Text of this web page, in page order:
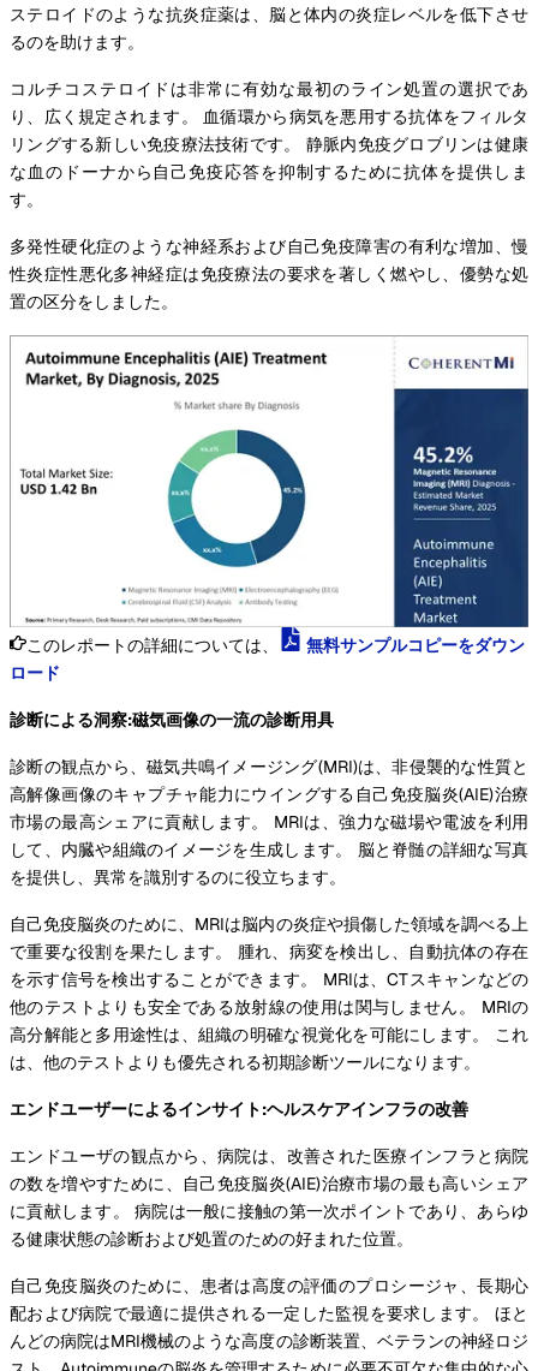
ステロイドのような抗炎症薬は、脳と体内の炎症レベルを低下させ
るのを助けます。
コルチコステロイドは非常に有効な最初のライン処置の選択であ
り、広く規定されます。 血循環から病気を悪用する抗体をフィルタ
リングする新しい免疫療法技術です。 静脈内免疫グロブリンは健康
な血のドーナから自己免疫応答を抑制するために抗体を提供しま
す。
多発性硬化症のような神経系および自己免疫障害の有利な増加、慢
性炎症性悪化多神経症は免疫療法の要求を著しく燃やし、優勢な処
置の区分をしました。
このレポートの詳細については、
無料サンプルコピーをダウン
ロード
診断による洞察:磁気画像の一流の診断用具
診断の観点から、磁気共鳴イメージング(MRI)は、非侵襲的な性質と
高解像画像のキャプチャ能力にウイングする自己免疫脳炎(AIE)治療
市場の最高シェアに貢献します。 MRIは、強力な磁場や電波を利用
して、内臓や組織のイメージを生成します。 脳と脊髄の詳細な写真
を提供し、異常を識別するのに役立ちます。
自己免疫脳炎のために、MRIは脳内の炎症や損傷した領域を調べる上
で重要な役割を果たします。 腫れ、病変を検出し、自動抗体の存在
を示す信号を検出することができます。 MRIは、CTスキャンなどの
他のテストよりも安全である放射線の使用は関与しません。 MRIの
高分解能と多用途性は、組織の明確な視覚化を可能にします。 これ
は、他のテストよりも優先される初期診断ツールになります。
エンドユーザーによるインサイト:ヘルスケアインフラの改善
エンドユーザの観点から、病院は、改善された医療インフラと病院
の数を増やすために、自己免疫脳炎(AIE)治療市場の最も高いシェア
に貢献します。 病院は一般に接触の第一次ポイントであり、あらゆ
る健康状態の診断および処置のための好まれた位置。
自己免疫脳炎のために、患者は高度の評価のプロシージャ、長期心
配および病院で最適に提供される一定した監視を要求します。 ほと
んどの病院はMRI機械のような高度の診断装置、ベテランの神経ロジ